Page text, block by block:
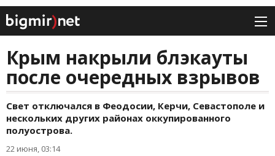
Крым накрыли блэкауты
после очередных взрывов
Свет отключался в Феодосии, Керчи, Севастополе и
нескольких других районах оккупированного
полуострова.
22 июня, 03:14